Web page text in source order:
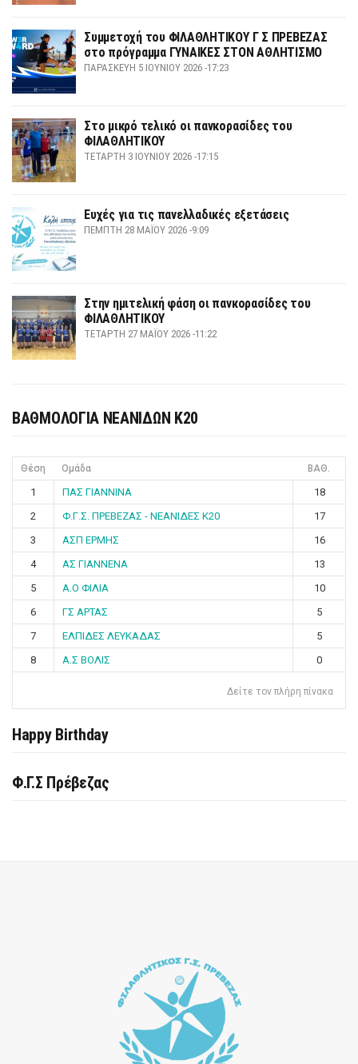
Συμμετοχή του ΦΙΛΑΘΛΗΤΙΚΟΥ Γ Σ ΠΡΕΒΕΖΑΣ
στο πρόγραμμα ΓΥΝΑΙΚΕΣ ΣΤΟΝ ΑΘΛΗΤΙΣΜΟ
ΠΑΡΑΣΚΕΥΉ 5 ΙΟΥΝΊΟΥ 2026 -17:23
Στο μικρό τελικό οι πανκορασίδες του
ΦΙΛΑΘΛΗΤΙΚΟΥ
ΤΕΤΆΡΤΗ 3 ΙΟΥΝΊΟΥ 2026 -17:15
Ευχές για τις πανελλαδικές εξετάσεις
ΠΈΜΠΤΗ 28 ΜΑΪ́ΟΥ 2026 -9:09
Στην ημιτελική φάση οι πανκορασίδες του
ΦΙΛΑΘΛΗΤΙΚΟΥ
ΤΕΤΆΡΤΗ 27 ΜΑΪ́ΟΥ 2026 -11:22
ΒΑΘΜΟΛΟΓΙΑ ΝΕΑΝΙΔΩΝ Κ20
Θέση Ομάδα ΒΑΘ.
1 ΠΑΣ ΓΙΑΝΝΙΝΑ
18
2
Φ.Γ.Σ. ΠΡΕΒΕΖΑΣ - ΝΕΑΝΙΔΕΣ Κ20
17
3
ΑΣΠ ΕΡΜΗΣ
16
4
ΑΣ ΓΙΑΝΝΕΝΑ
13
5
Α.Ο ΦΙΛΙΑ
10
6
ΓΣ ΑΡΤΑΣ
5
7
ΕΛΠΙΔΕΣ ΛΕΥΚΑΔΑΣ
5
8
Α.Σ ΒΟΛΙΣ 0
Δείτε τον πλήρη πίνακα
Happy Birthday
Φ.Γ.Σ Πρέβεζας